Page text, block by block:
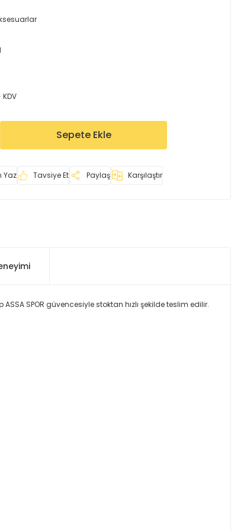
KDV
Sepete Ekle
Yaz Tavsiye Et Paylaş Karşılaştır
SPOR güvencesiyle stoktan hızlı şekilde teslim edilir.